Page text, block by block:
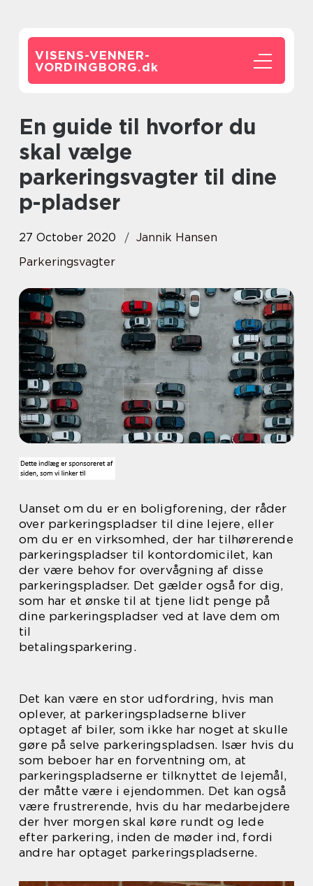
VISENS-VENNER-
VORDINGBORG.dk
En guide til hvorfor du
skal vælge
parkeringsvagter til dine
p-pladser
27 October 2020
Jannik Hansen
Parkeringsvagter
Uanset om du er en boligforening, der råder
over parkeringspladser til dine lejere, eller
om du er en virksomhed, der har tilhørerende
parkeringspladser til kontordomicilet, kan
der være behov for overvågning af disse
parkeringspladser. Det gælder også for dig,
som har et ønske til at tjene lidt penge på
dine parkeringspladser ved at lave dem om
til
betalingsparkering.
Det kan være en stor udfordring, hvis man
oplever, at parkeringspladserne bliver
optaget af biler, som ikke har noget at skulle
gøre på selve parkeringspladsen. Især hvis du
som beboer har en forventning om, at
parkeringspladserne er tilknyttet de lejemål,
der måtte være i ejendommen. Det kan også
være frustrerende, hvis du har medarbejdere
der hver morgen skal køre rundt og lede
efter parkering, inden de møder ind, fordi
andre har optaget parkeringspladserne.